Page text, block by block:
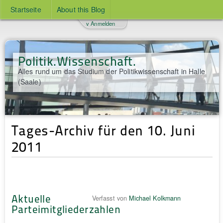
Startseite About this Blog
Politik.Wissenschaft.
Alles rund um das Studium der Politikwissenschaft in Halle
(Saale)
v Anmelden
Tages-Archiv für den 10. Juni
2011
Aktuelle
Parteimitgliederzahlen
Verfasst von Michael Kolkmann